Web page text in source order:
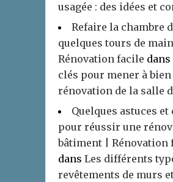
usagée : des idées et
Refaire la chambre
quelques tours de main
Rénovation facile dans
clés pour mener à
rénovation de la salle
Quelques astuces
pour réussir une
bâtiment | Rénovation
dans Les différents
revêtements de murs